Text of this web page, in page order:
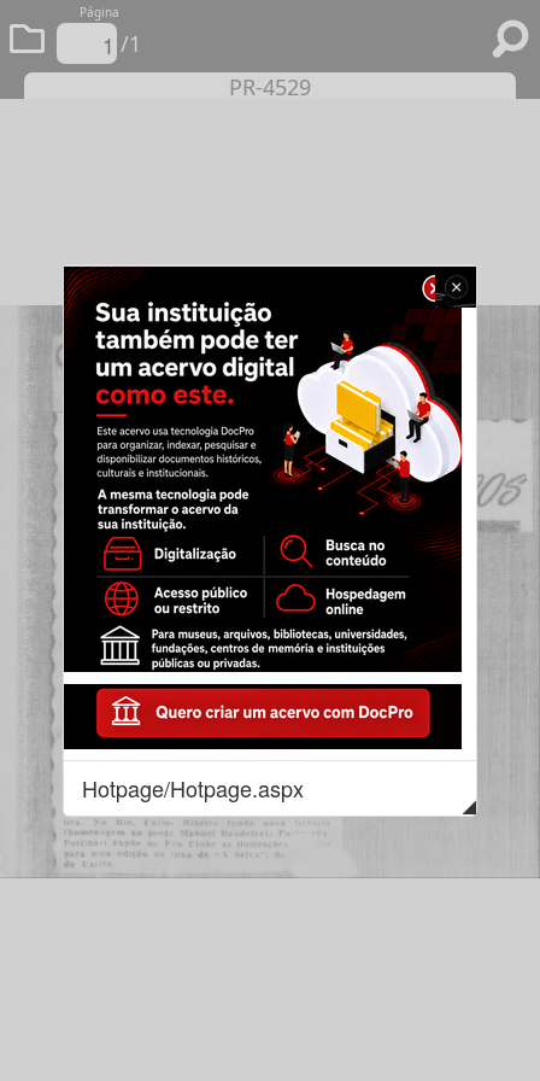
Página
/1
PR-4529